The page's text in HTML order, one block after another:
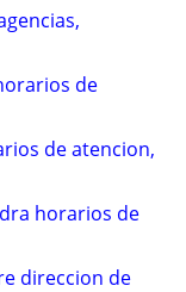
de
de atencion,
horarios de
direccion de